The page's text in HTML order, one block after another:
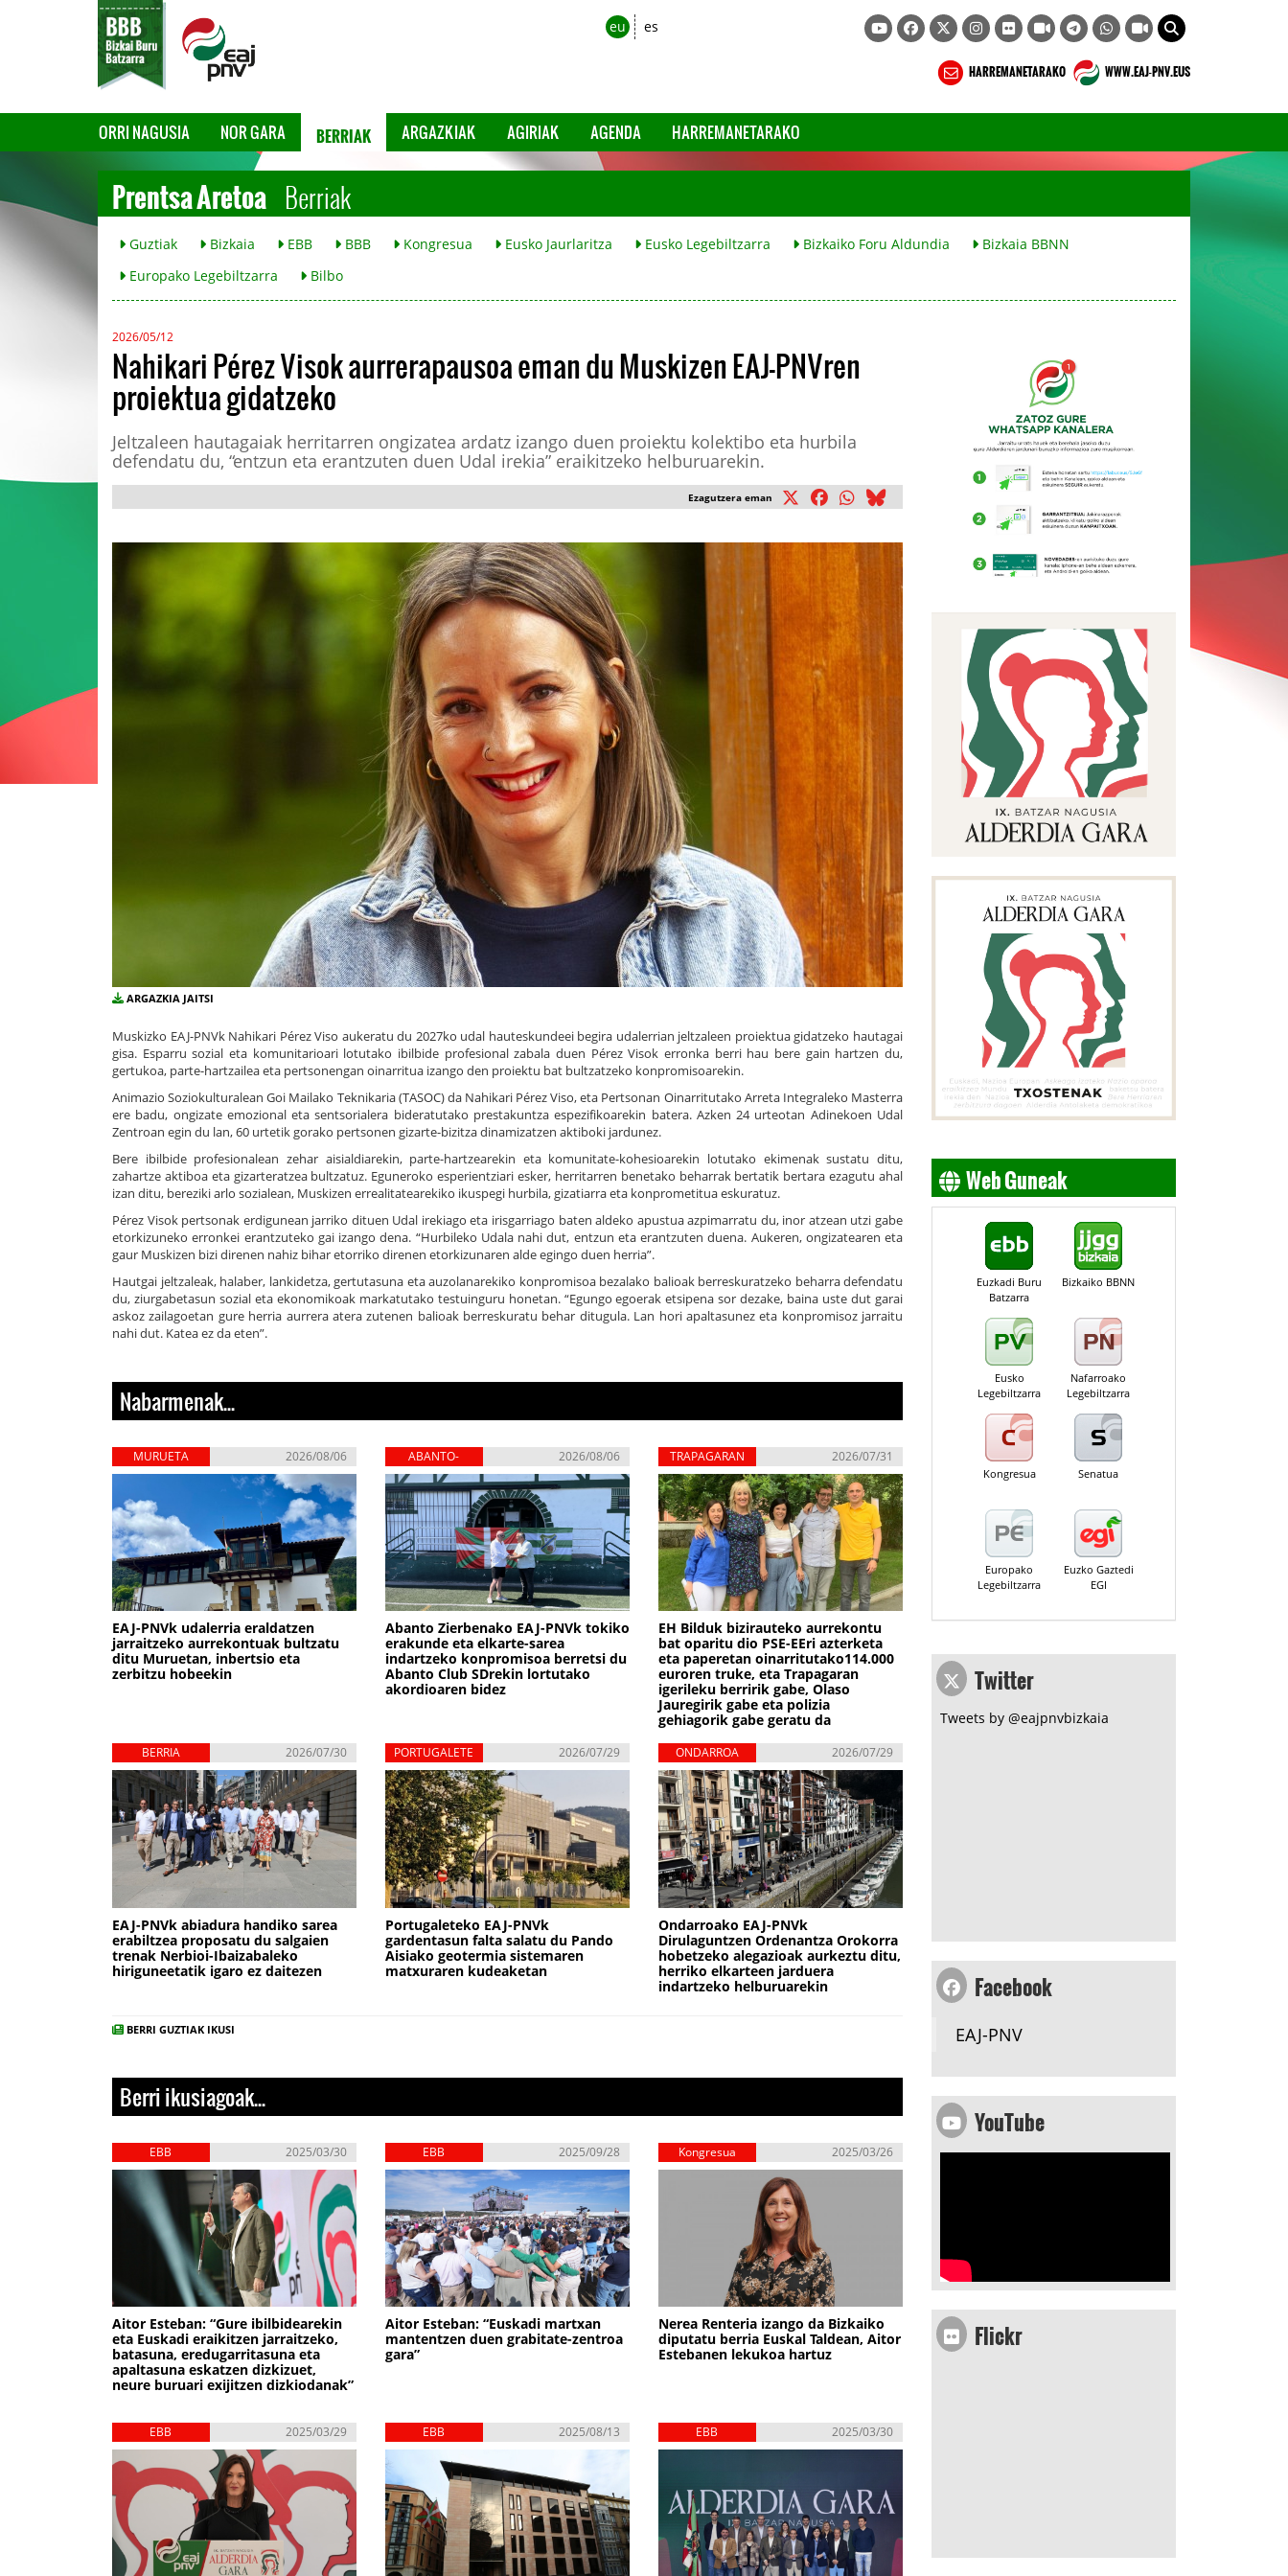
eu es
HARREMANETARAKO WWW.EAJ-PNV.EUS
ORRI NAGUSIA NOR GARA BERRIAK ARGAZKIAK AGIRIAK AGENDA HARREMANETARAKO
Prentsa Aretoa Berriak
Guztiak Bizkaia EBB BBB Kongresua Eusko Jaurlaritza Eusko Legebiltzarra Bizkaiko Foru Aldundia
Bizkaia BBNN
Europako Legebiltzarra
Bilbo
2026/05/12
Nahikari Pérez Visok aurrerapausoa eman du Muskizen EAJ-PNVren
proiektua gidatzeko
Jeltzaleen hautagaiak herritarren ongizatea ardatz izango duen proiektu kolektibo eta hurbila
defendatu du, “entzun eta erantzuten duen Udal irekia” eraikitzeko helburuarekin.
Ezagutzera eman
ARGAZKIA JAITSI
Muskizko EAJ-PNVk Nahikari Pérez Viso aukeratu du 2027ko udal hauteskundeei begira udalerrian jeltzaleen proiektua gidatzeko hautagai
gisa. Esparru sozial eta komunitarioari lotutako ibilbide profesional zabala duen Pérez Visok erronka berri hau bere gain hartzen du,
gertukoa, parte-hartzailea eta pertsonengan oinarritua izango den proiektu bat bultzatzeko konpromisoarekin.
Animazio Soziokulturalean Goi Mailako Teknikaria (TASOC) da Nahikari Pérez Viso, eta Pertsonan Oinarritutako Arreta Integraleko Masterra
ere badu, ongizate emozional eta sentsorialera bideratutako prestakuntza espezifikoarekin batera. Azken 24 urteotan Adinekoen Udal
Zentroan egin du lan, 60 urtetik gorako pertsonen gizarte-bizitza dinamizatzen aktiboki jardunez.
Bere ibilbide profesionalean zehar aisialdiarekin, parte-hartzearekin eta komunitate-kohesioarekin lotutako ekimenak sustatu ditu,
zahartze aktiboa eta gizarteratzea bultzatuz. Eguneroko esperientziari esker, herritarren benetako beharrak bertatik bertara ezagutu ahal
izan ditu, bereziki arlo sozialean, Muskizen errealitatearekiko ikuspegi hurbila, gizatiarra eta konprometitua eskuratuz.
Pérez Visok pertsonak erdigunean jarriko dituen Udal irekiago eta irisgarriago baten aldeko apustua azpimarratu du, inor atzean utzi gabe
etorkizuneko erronkei erantzuteko gai izango dena. “Hurbileko Udala nahi dut, entzun eta erantzuten duena. Aukeren, ongizatearen eta
gaur Muskizen bizi direnen nahiz bihar etorriko direnen etorkizunaren alde egingo duen herria”.
Hautgai jeltzaleak, halaber, lankidetza, gertutasuna eta auzolanarekiko konpromisoa bezalako balioak berreskuratzeko beharra defendatu
du, ziurgabetasun sozial eta ekonomikoak markatutako testuinguru honetan. “Egungo egoerak etsipena sor dezake, baina uste dut garai
askoz zailagoetan gure herria aurrera atera zutenen balioak berreskuratu behar ditugula. Lan hori apaltasunez eta konpromisoz jarraitu
nahi dut. Katea ez da eten”.
Nabarmenak...
MURUETA 2026/08/06
EAJ-PNVk udalerria eraldatzen
jarraitzeko aurrekontuak bultzatu
ditu Muruetan, inbertsio eta
zerbitzu hobeekin
ABANTO-
ZIERBENA
2026/08/06
Abanto Zierbenako EAJ-PNVk tokiko
erakunde eta elkarte-sarea
indartzeko konpromisoa berretsi du
Abanto Club SDrekin lortutako
akordioaren bidez
TRAPAGARAN 2026/07/31
EH Bilduk bizirauteko aurrekontu
bat oparitu dio PSE-EEri azterketa
eta paperetan oinarritutako114.000
euroren truke, eta Trapagaran
igerileku berririk gabe, Olaso
Jauregirik gabe eta polizia
gehiagorik gabe geratu da
BERRIA 2026/07/30
EAJ-PNVk abiadura handiko sarea
erabiltzea proposatu du salgaien
trenak Nerbioi-Ibaizabaleko
hiriguneetatik igaro ez daitezen
PORTUGALETE 2026/07/29
Portugaleteko EAJ-PNVk
gardentasun falta salatu du Pando
Aisiako geotermia sistemaren
matxuraren kudeaketan
ONDARROA 2026/07/29
Ondarroako EAJ-PNVk
Dirulaguntzen Ordenantza Orokorra
hobetzeko alegazioak aurkeztu ditu,
herriko elkarteen jarduera
indartzeko helburuarekin
BERRI GUZTIAK IKUSI
Berri ikusiagoak...
EBB 2025/03/30
Aitor Esteban: “Gure ibilbidearekin
eta Euskadi eraikitzen jarraitzeko,
batasuna, eredugarritasuna eta
apaltasuna eskatzen dizkizuet,
neure buruari exijitzen dizkiodanak”
EBB 2025/09/28
Aitor Esteban: “Euskadi martxan
mantentzen duen grabitate-zentroa
gara”
Kongresua 2025/03/26
Nerea Renteria izango da Bizkaiko
diputatu berria Euskal Taldean, Aitor
Estebanen lekukoa hartuz
EBB 2025/03/29 EBB 2025/08/13 EBB 2025/03/30
Web Guneak
Euzkadi Buru
Batzarra
Bizkaiko BBNN
Eusko
Legebiltzarra
Nafarroako
Legebiltzarra
Kongresua Senatua
Europako
Legebiltzarra
Euzko Gaztedi
EGI
Twitter
Tweets by @eajpnvbizkaia
Facebook
EAJ-PNV
YouTube
Flickr